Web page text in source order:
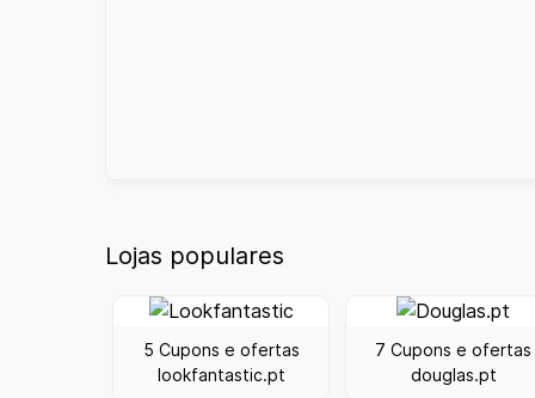
Lojas populares
5 Cupons e ofertas
lookfantastic.pt
7 Cupons e ofertas
douglas.pt